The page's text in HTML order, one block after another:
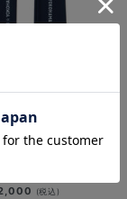
SOLD OUT
(税込)